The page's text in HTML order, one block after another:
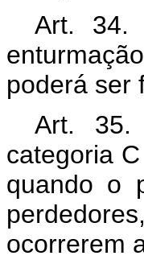
Art. 34.
poderá ser
Art. 35.
categoria
quando o
ocorrerem